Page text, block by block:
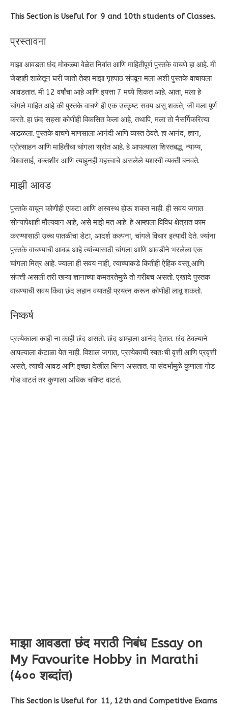
This Section is Useful for 9 and 10th students of Classes.
प्रस्तावना
माझा आवडता छंद मोकळ्या वेळेत निवांत आणि माहितीपूर्ण पुस्तके वाचणे हा आहे. मी
जेव्हाही शाळेतून घरी जातो तेव्हा माझा गृहपाठ संपवून मला अशी पुस्तके वाचायला
आवडतात. मी 12 वर्षांचा आहे आणि इयत्ता 7 मध्ये शिकत आहे. आता, मला हे
चांगले माहित आहे की पुस्तके वाचणे ही एक उत्कृष्ट सवय असू शकते, जी मला पूर्ण
करते. हा छंद सहसा कोणीही विकसित केला आहे, तथापि, मला तो नैसर्गिकरित्या
आढळला. पुस्तके वाचणे माणसाला आनंदी आणि व्यस्त ठेवते. हा आनंद, ज्ञान,
प्रोत्साहन आणि माहितीचा चांगला स्रोत आहे. हे आपल्याला शिस्तबद्ध, न्याय्य,
विश्वासार्ह, वक्तशीर आणि त्याहूनही महत्त्वाचे असलेले यशस्वी व्यक्ती बनवते.
माझी आवड
पुस्तके वाचून कोणीही एकटा आणि अस्वस्थ होऊ शकत नाही. ही सवय जगात
सोन्यापेक्षाही मौल्यवान आहे, असे माझे मत आहे. हे आम्हाला विविध क्षेत्रात काम
करण्यासाठी उच्च पातळीचा डेटा, आदर्श कल्पना, चांगले विचार इत्यादी देते. ज्यांना
पुस्तके वाचण्याची आवड आहे त्यांच्यासाठी चांगला आणि आवडीने भरलेला एक
चांगला मित्र आहे. ज्याला ही सवय नाही, त्याच्याकडे कितीही ऐहिक वस्तू आणि
संपत्ती असली तरी खऱ्या ज्ञानाच्या कमतरतेमुळे तो गरीबच असतो. एखादे पुस्तक
वाचण्याची सवय किंवा छंद लहान वयातही प्रयत्न करून कोणीही लावू शकतो.
निष्कर्ष
प्रत्येकाला काही ना काही छंद असतो. छंद आम्हाला आनंद देतात. छंद ठेवल्याने
आपल्याला कंटाळा येत नाही. विशाल जगात, प्रत्येकाची स्वतःची वृत्ती आणि प्रवृत्ती
असते, त्याची आवड आणि इच्छा देखील भिन्न असतात. या संदर्भामुळे कुणाला गोड
गोड वाटतं तर कुणाला अधिक चविष्ट वाटतं.
माझा आवडता छंद मराठी निबंध Essay on
My Favourite Hobby in Marathi
(4०० शब्दांत)
This Section is Useful for 11, 12th and Competitive Exams